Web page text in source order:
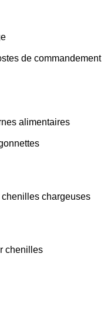
de commandement
alimentaires
chenilles chargeuses
chenilles